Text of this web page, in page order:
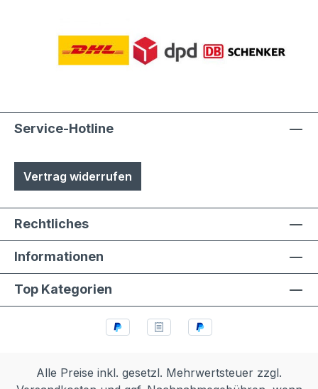
Service-Hotline
Vertrag widerrufen
Rechtliches
Informationen
Top Kategorien
Alle Preise inkl. gesetzl. Mehrwertsteuer zzgl.